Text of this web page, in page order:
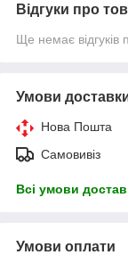
Відгуки про
Ще немає відгуків
Умови
Нова Пошта
Самовивіз
Всі умови
Умови оплати